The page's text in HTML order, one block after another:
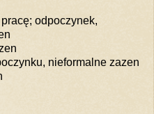
odpoczynek,
nieformalne zazen